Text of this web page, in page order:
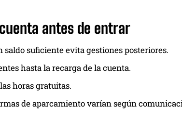
antes de entrar
suficiente evita gestiones posteriores.
hasta la recarga de la cuenta.
horas gratuitas.
de aparcamiento varían según